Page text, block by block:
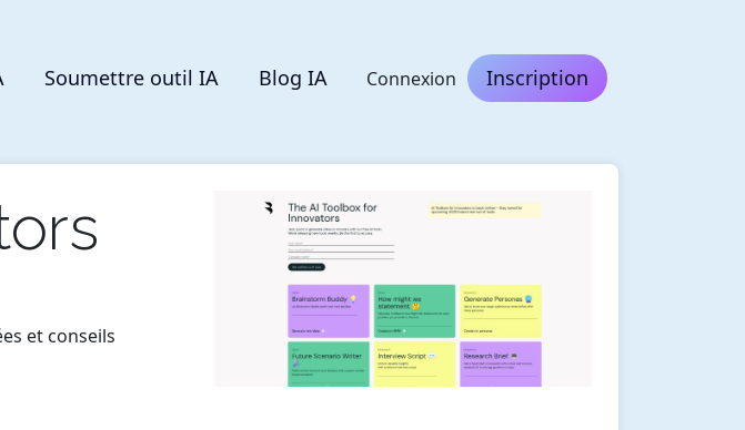
Soumettre outil IA Blog IA Connexion Inscription
et conseils